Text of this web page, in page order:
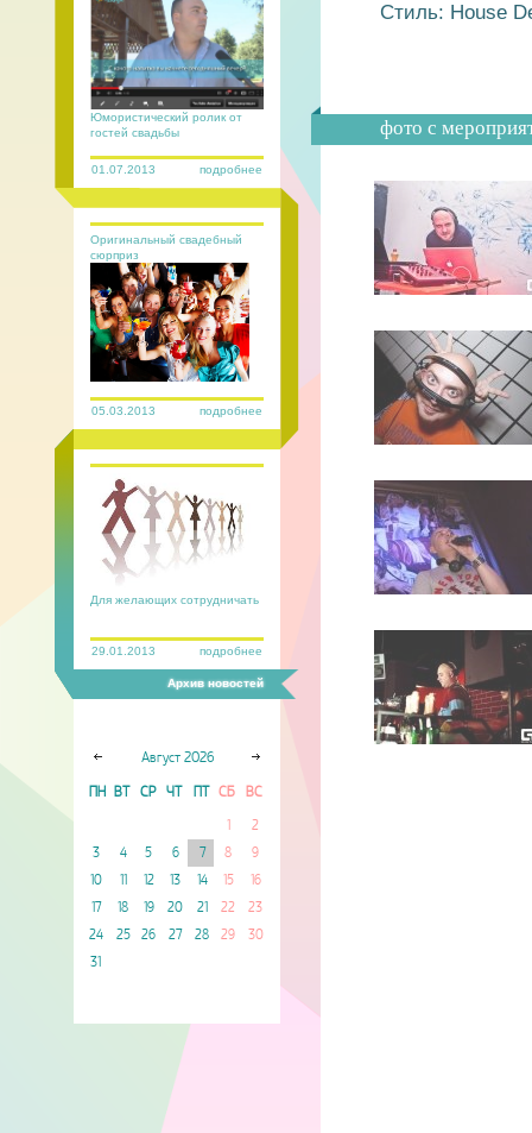
01.07.2013 подробнее
Юмористический ролик от
гостей свадьбы
05.03.2013 подробнее
Оригинальный свадебный
сюрприз
29.01.2013 подробнее
Для желающих сотрудничать
Архив новостей
Август 2026
ПН ВТ СР ЧТ СБ ВС
1
2
3
4 5 6 7 8
9
10
11 12 13 14 15
16
17
18 19 20 21 22
23
24
25 26 27 28 29
30
31
Стиль: House
фото с